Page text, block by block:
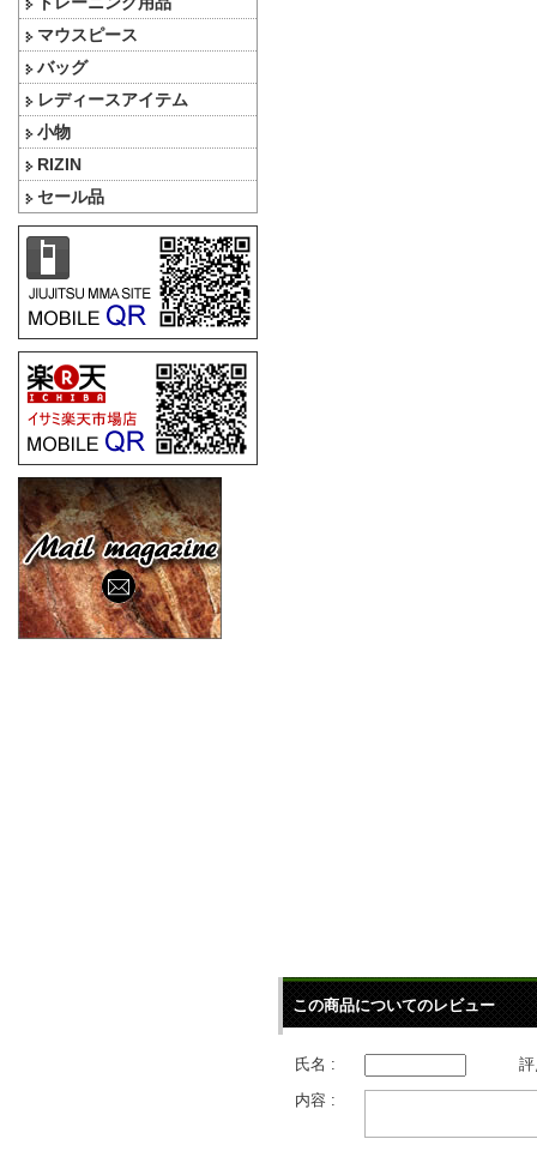
マウスピース
バッグ
レディースアイテム
小物
RIZIN
セール品
この商品についてのレビュー
氏名 :
内容 :